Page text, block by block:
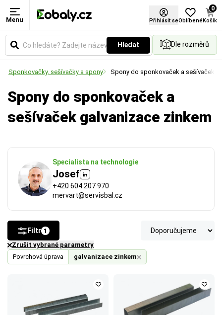
Menu Přihlásit seOblíbené
0
Košík
Hledat Dle rozměrů
Sponkovačky, sešívačky a spony Spony do sponkovaček a sešívaček
Spony do sponkovaček a
sešívaček galvanizace zinkem
Specialista na technologie
Josef
+420 604 207 970
mervart@servisbal.cz
Povrchová úprava galvanizace zinkem
Zrušit vybrané parametry
Filtr 1
Použití
Určuje způsob aplikace fólie. Vyberte si variantu